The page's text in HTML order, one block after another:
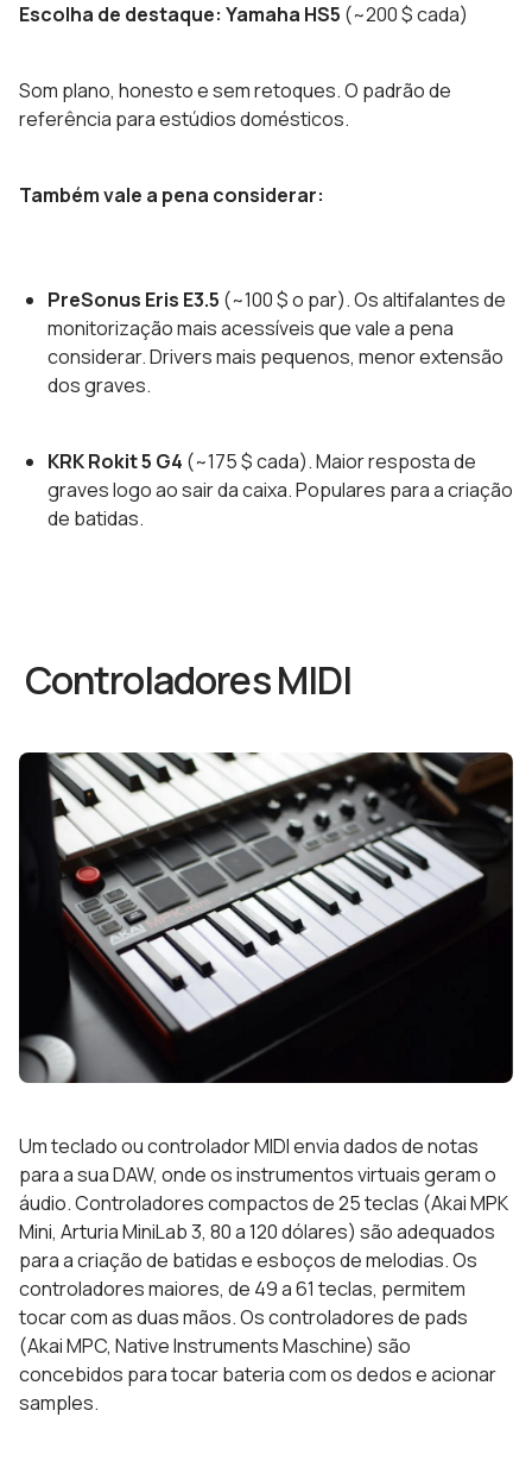
Escolha de destaque: Yamaha HS5 (~200 $ cada)
Som plano, honesto e sem retoques. O padrão de
referência para estúdios domésticos.
Também vale a pena considerar:
PreSonus Eris E3.5 (~100 $ o par). Os altifalantes de
monitorização mais acessíveis que vale a pena
considerar. Drivers mais pequenos, menor extensão
dos graves.
KRK Rokit 5 G4 (~175 $ cada). Maior resposta de
graves logo ao sair da caixa. Populares para a criação
de batidas.
Controladores MIDI
Um teclado ou controlador MIDI envia dados de notas
para a sua DAW, onde os instrumentos virtuais geram o
áudio. Controladores compactos de 25 teclas (Akai MPK
Mini, Arturia MiniLab 3, 80 a 120 dólares) são adequados
para a criação de batidas e esboços de melodias. Os
controladores maiores, de 49 a 61 teclas, permitem
tocar com as duas mãos. Os controladores de pads
(Akai MPC, Native Instruments Maschine) são
concebidos para tocar bateria com os dedos e acionar
samples.